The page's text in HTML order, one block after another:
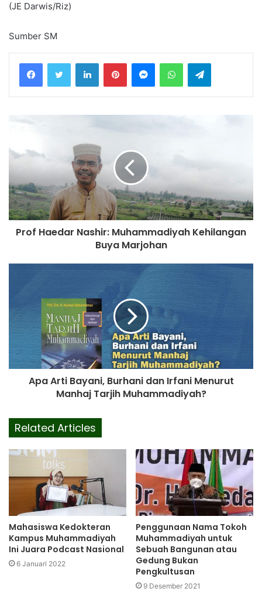
(JE Darwis/Riz)
Sumber SM
LinkedInPinterestMessengerWhatsAppTelegram
Prof Haedar Nashir: Muhammadiyah Kehilangan
Buya Marjohan
Apa Arti Bayani, Burhani dan Irfani Menurut
Manhaj Tarjih Muhammadiyah?
Related Articles
Mahasiswa Kedokteran
Kampus Muhammadiyah
Ini Juara Podcast Nasional
6 Januari 2022
Penggunaan Nama Tokoh
Muhammadiyah untuk
Sebuah Bangunan atau
Gedung Bukan
Pengkultusan
9 Desember 2021